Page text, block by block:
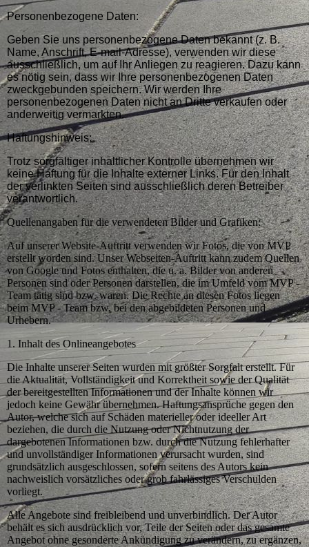
Personenbezogene Daten:
Geben Sie uns personenbezogene Daten bekannt (z. B.
Name, Anschrift, E-mail-Adresse), verwenden wir diese
ausschließlich, um auf Ihr Anliegen zu reagieren. Dazu kann
es nötig sein, dass wir Ihre personenbezogenen Daten
zweckgebunden speichern. Wir werden Ihre
personenbezogenen Daten nicht an Dritte verkaufen oder
anderweitig vermarkten.
Haftungshinweis:
Trotz sorgfältiger inhaltlicher Kontrolle übernehmen wir
keine Haftung für die Inhalte externer Links. Für den Inhalt
der verlinkten Seiten sind ausschließlich deren Betreiber
verantwortlich.
Quellenangaben für die verwendeten Bilder und Grafiken:
Auf unserer Website-Auftritt verwenden wir Fotos, die von MVP
erstellt worden sind. Unser Webseiten-Auftritt kann zudem Quellen
von Google und Fotos enthalten, die u. a. Bilder von anderen
Personen sind oder Personen darstellen, die im Umfeld vom MVP -
Team tätig sind bzw. waren. Die Rechte an diesen Fotos liegen
beim MVP - Team bzw. bei den abgebildeten Personen und
Urhebern.
1. Inhalt des Onlineangebotes
Die Inhalte unserer Seiten wurden mit größter Sorgfalt erstellt. Für
die Aktualität, Vollständigkeit und Korrektheit sowie der Qualität
der bereitgestellten Informationen und der Inhalte können wir
jedoch keine Gewähr übernehmen. Haftungsansprüche gegen den
Autor, welche sich auf Schäden materieller oder ideeller Art
beziehen, die durch die Nutzung oder Nichtnutzung der
dargebotenen Informationen bzw. durch die Nutzung fehlerhafter
und unvollständiger Informationen verursacht wurden, sind
grundsätzlich ausgeschlossen, sofern seitens des Autors kein
nachweislich vorsätzliches oder grob fahrlässiges Verschulden
vorliegt.
Alle Angebote sind freibleibend und unverbindlich. Der Autor
behält es sich ausdrücklich vor, Teile der Seiten oder das gesamte
Angebot ohne gesonderte Ankündigung zu verändern, zu ergänzen,